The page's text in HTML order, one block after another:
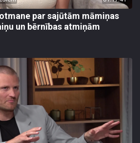
par sajūtām māmiņas
un bērnības atmiņām